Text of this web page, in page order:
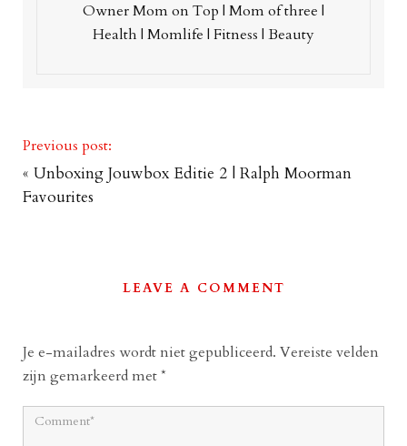
Owner Mom on Top | Mom of three |
Health | Momlife | Fitness | Beauty
Previous post:
« Unboxing Jouwbox Editie 2 | Ralph Moorman
Favourites
LEAVE A COMMENT
Je e-mailadres wordt niet gepubliceerd. Vereiste velden
zijn gemarkeerd met*